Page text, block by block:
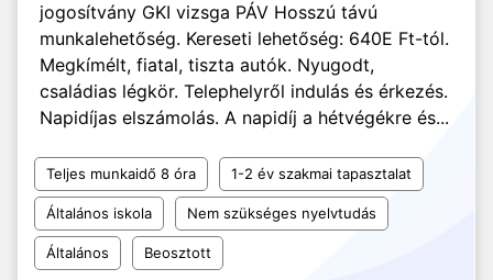
jogosítvány GKI vizsga PÁV Hosszú távú
munkalehetőség. Kereseti lehetőség: 640E Ft-tól.
Megkímélt, fiatal, tiszta autók. Nyugodt,
családias légkör. Telephelyről indulás és érkezés.
Napidíjas elszámolás. A napidíj a hétvégékre és...
Teljes munkaidő 8 óra 1-2 év szakmai tapasztalat
Általános iskola Nem szükséges nyelvtudás
Általános Beosztott